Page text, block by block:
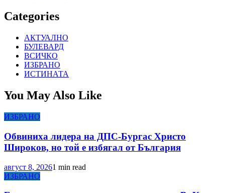
Categories
АКТУАЛНО
БУЛЕВАРД
ВСИЧКО
ИЗБРАНО
ИСТИНАТА
You May Also Like
ИЗБРАНО
Обвиниха лидера на ДПС-Бургас Христо
Широков, но той е избягал от България
август 8, 20261 min read
ИЗБРАНО